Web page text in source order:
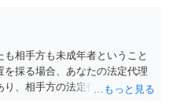
でに警察へ相談済みとのことで
来ても一切応じず、警察へ追
相手方も未成年者ということ
採る場合、あなたの法定代理
り、相手方の法定代理人（通常